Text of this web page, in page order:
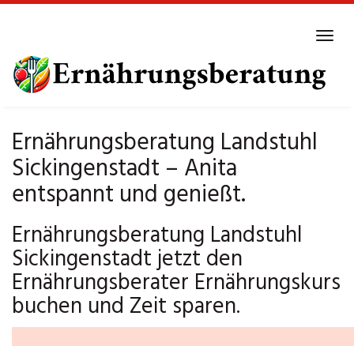
main
content
Ernährungsberatung Landstuhl
Sickingenstadt – Anita
entspannt und genießt.
Ernährungsberatung Landstuhl
Sickingenstadt jetzt den
Ernährungsberater Ernährungskurs
buchen und Zeit sparen.